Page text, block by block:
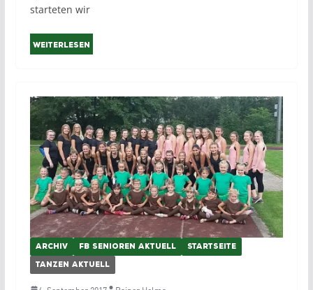
starteten wir
Weiterlesen
ARCHIV FB SENIOREN AKTUELL STARTSEITE
TANZEN AKTUELL